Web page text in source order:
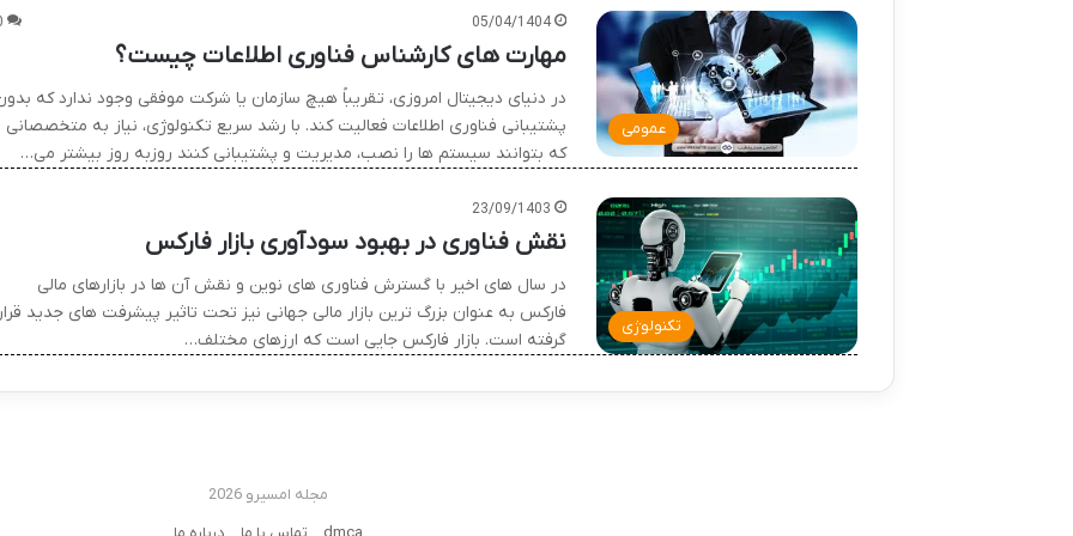
عمومی
05/04/1404
مهارت های کارشناس فناوری اطلاعات چیست؟
در دنیای دیجیتال امروزی، تقریباً هیچ سازمان یا شرکت موفقی وجود ندارد که
پشتیبانی فناوری اطلاعات فعالیت کند. با رشد سریع تکنولوژی، نیاز به متخصصانی
که بتوانند سیستم ها را نصب، مدیریت و پشتیبانی کنند روزبه روز بیشتر می…
تکنولوژی
23/09/1403
نقش فناوری در بهبود سودآوری بازار فارکس
در سال های اخیر با گسترش فناوری های نوین و نقش آن ها در بازارهای مالی
فارکس به عنوان بزرگ ترین بازار مالی جهانی نیز تحت تاثیر پیشرفت های جدید
گرفته است. بازار فارکس جایی است که ارزهای مختلف…
مجله امسیرو 2026